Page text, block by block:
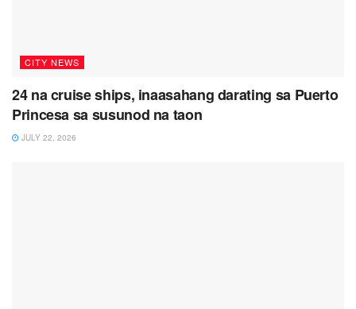
CITY NEWS
24 na cruise ships, inaasahang darating sa Puerto
Princesa sa susunod na taon
JULY 22, 2026